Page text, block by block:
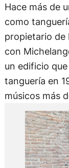
Hace más de
como
propietario de
con
un edificio
tanguería en
músicos más